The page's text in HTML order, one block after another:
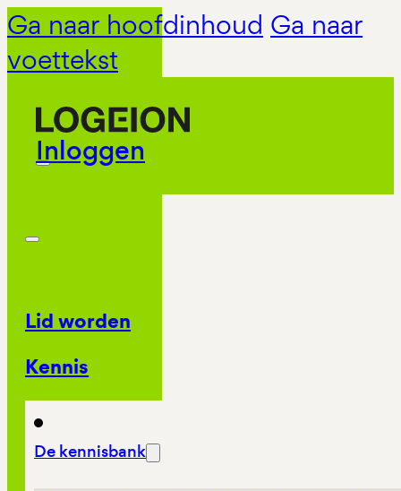
Ga naar hoofdinhoud Ga naar
voettekst
Inloggen
Lid worden
Kennis
De kennisbank